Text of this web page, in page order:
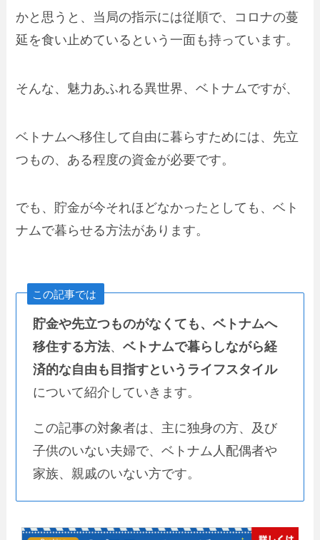
かと思うと、当局の指示には従順で、コロナの蔓
延を食い止めているという一面も持っています。
そんな、魅力あふれる異世界、ベトナムですが、
ベトナムへ移住して自由に暮らすためには、先立
つもの、ある程度の資金が必要です。
でも、貯金が今それほどなかったとしても、ベト
ナムで暮らせる方法があります。
この記事では
貯金や先立つものがなくても、ベトナムへ
移住する方法、 ベトナムで暮らしながら経
済的な自由も目指すというライフスタイル
について紹介していきます。
この記事の対象者は、主に独身の方、及び
子供のいない夫婦で、ベトナム人配偶者や
家族、親戚のいない方です。